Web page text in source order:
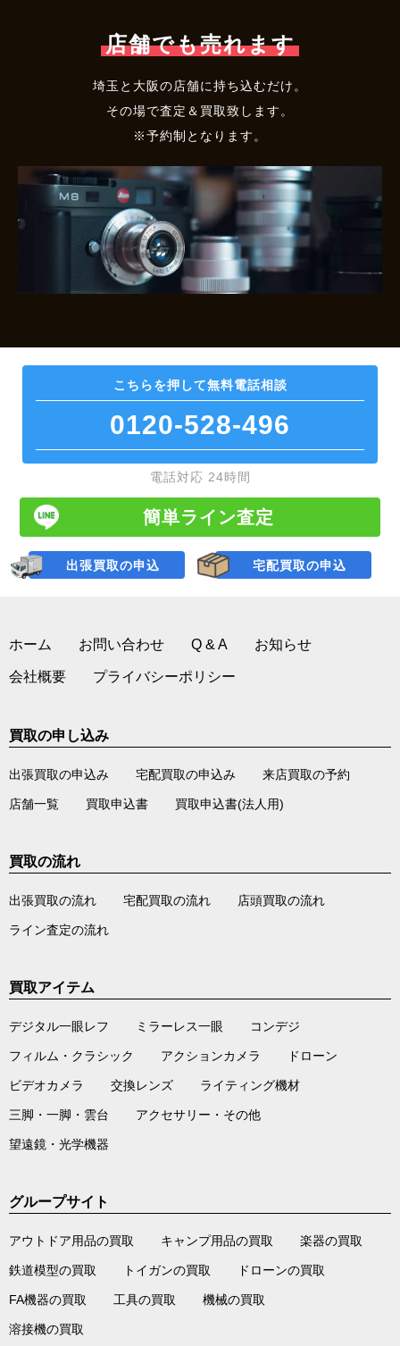
店舗でも売れます
埼玉と大阪の店舗に持ち込むだけ。
その場で査定＆買取致します。
※予約制となります。
こちらを押して無料電話相談
0120-528-496
電話対応 24時間
出張買取の申込 宅配買取の申込
簡単ライン査定
ホーム お問い合わせ Q & A お知らせ
会社概要 プライバシーポリシー
買取の申し込み
出張買取の申込み 宅配買取の申込み 来店買取の予約
店舗一覧 買取申込書 買取申込書(法人用)
買取の流れ
出張買取の流れ 宅配買取の流れ 店頭買取の流れ
ライン査定の流れ
買取アイテム
デジタル一眼レフ ミラーレス一眼 コンデジ
フィルム・クラシック アクションカメラ ドローン
ビデオカメラ 交換レンズ ライティング機材
三脚・一脚・雲台 アクセサリー・その他
望遠鏡・光学機器
グループサイト
アウトドア用品の買取 キャンプ用品の買取 楽器の買取
鉄道模型の買取 トイガンの買取 ドローンの買取
FA機器の買取 工具の買取 機械の買取
溶接機の買取